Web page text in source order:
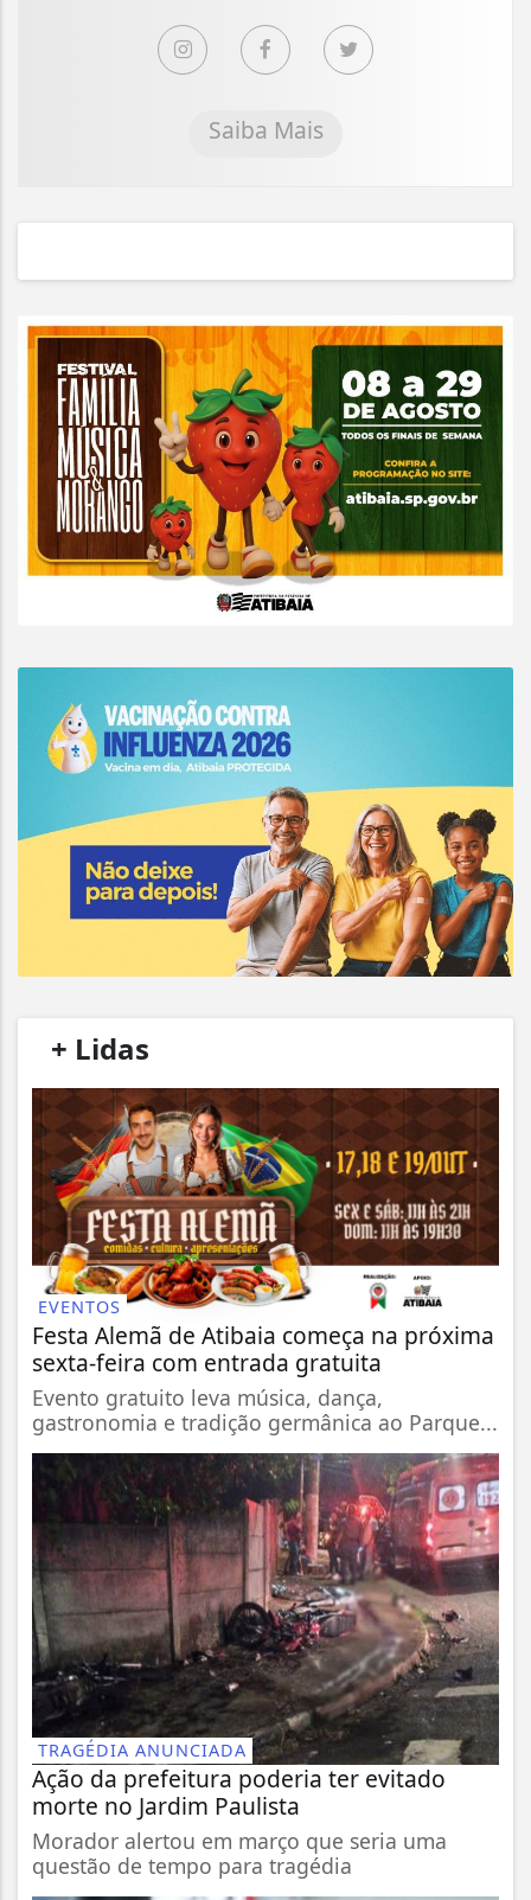
Saiba Mais
+ Lidas
EVENTOS
Festa Alemã de Atibaia começa na próxima
sexta-feira com entrada gratuita
Evento gratuito leva música, dança,
gastronomia e tradição germânica ao Parque...
TRAGÉDIA ANUNCIADA
Ação da prefeitura poderia ter evitado
morte no Jardim Paulista
Morador alertou em março que seria uma
questão de tempo para tragédia